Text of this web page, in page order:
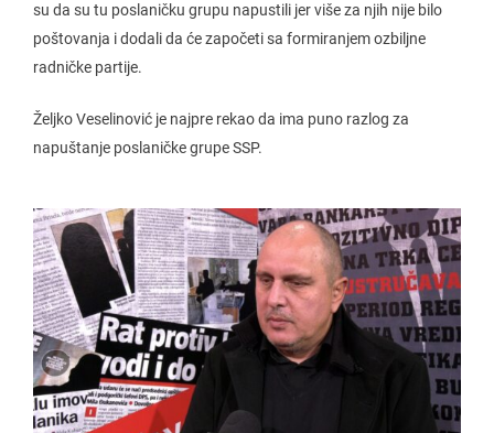
su da su tu poslaničku grupu napustili jer više za njih nije bilo
poštovanja i dodali da će započeti sa formiranjem ozbiljne
radničke partije.
Željko Veselinović je najpre rekao da ima puno razlog za
napuštanje poslaničke grupe SSP.